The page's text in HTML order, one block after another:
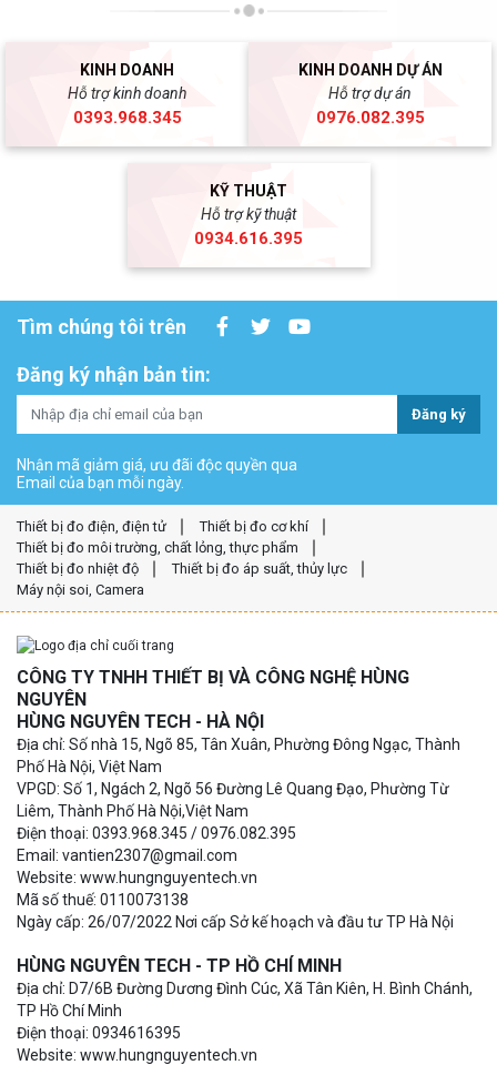
KINH DOANH
Hỗ trợ kinh doanh
0393.968.345
KINH DOANH DỰ ÁN
Hỗ trợ dự án
0976.082.395
KỸ THUẬT
Hỗ trợ kỹ thuật
0934.616.395
Tìm chúng tôi trên
Đăng ký nhận bản tin:
Đăng ký
Nhận mã giảm giá, ưu đãi độc quyền qua
Email của bạn mỗi ngày.
Thiết bị đo điện, điện tử
Thiết bị đo cơ khí
Thiết bị đo môi trường, chất lỏng, thực phẩm
Thiết bị đo nhiệt độ
Thiết bị đo áp suất, thủy lực
Máy nội soi, Camera
CÔNG TY TNHH THIẾT BỊ VÀ CÔNG NGHỆ HÙNG
NGUYÊN
HÙNG NGUYÊN TECH - HÀ NỘI
Địa chỉ: Số nhà 15, Ngõ 85, Tân Xuân, Phường Đông Ngạc, Thành
Phố Hà Nội, Việt Nam
VPGD: Số 1, Ngách 2, Ngõ 56 Đường Lê Quang Đạo, Phường Từ
Liêm, Thành Phố Hà Nội,Việt Nam
Điện thoại: 0393.968.345 / 0976.082.395
Email: vantien2307@gmail.com
Website: www.hungnguyentech.vn
Mã số thuế: 0110073138
Ngày cấp: 26/07/2022 Nơi cấp Sở kế hoạch và đầu tư TP Hà Nội
HÙNG NGUYÊN TECH - TP HỒ CHÍ MINH
Địa chỉ: D7/6B Đường Dương Đình Cúc, Xã Tân Kiên, H. Bình Chánh,
TP Hồ Chí Minh
Điện thoại: 0934616395
Website: www.hungnguyentech.vn